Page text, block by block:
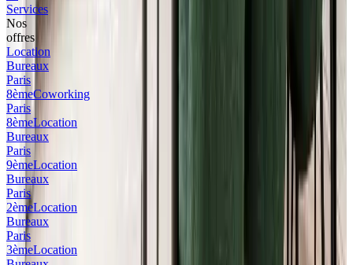
Services
Nos
offres
Location
Bureaux
Paris
8èmeCoworking
Paris
8èmeLocation
Bureaux
Paris
9èmeLocation
Bureaux
Paris
2èmeLocation
Bureaux
Paris
3èmeLocation